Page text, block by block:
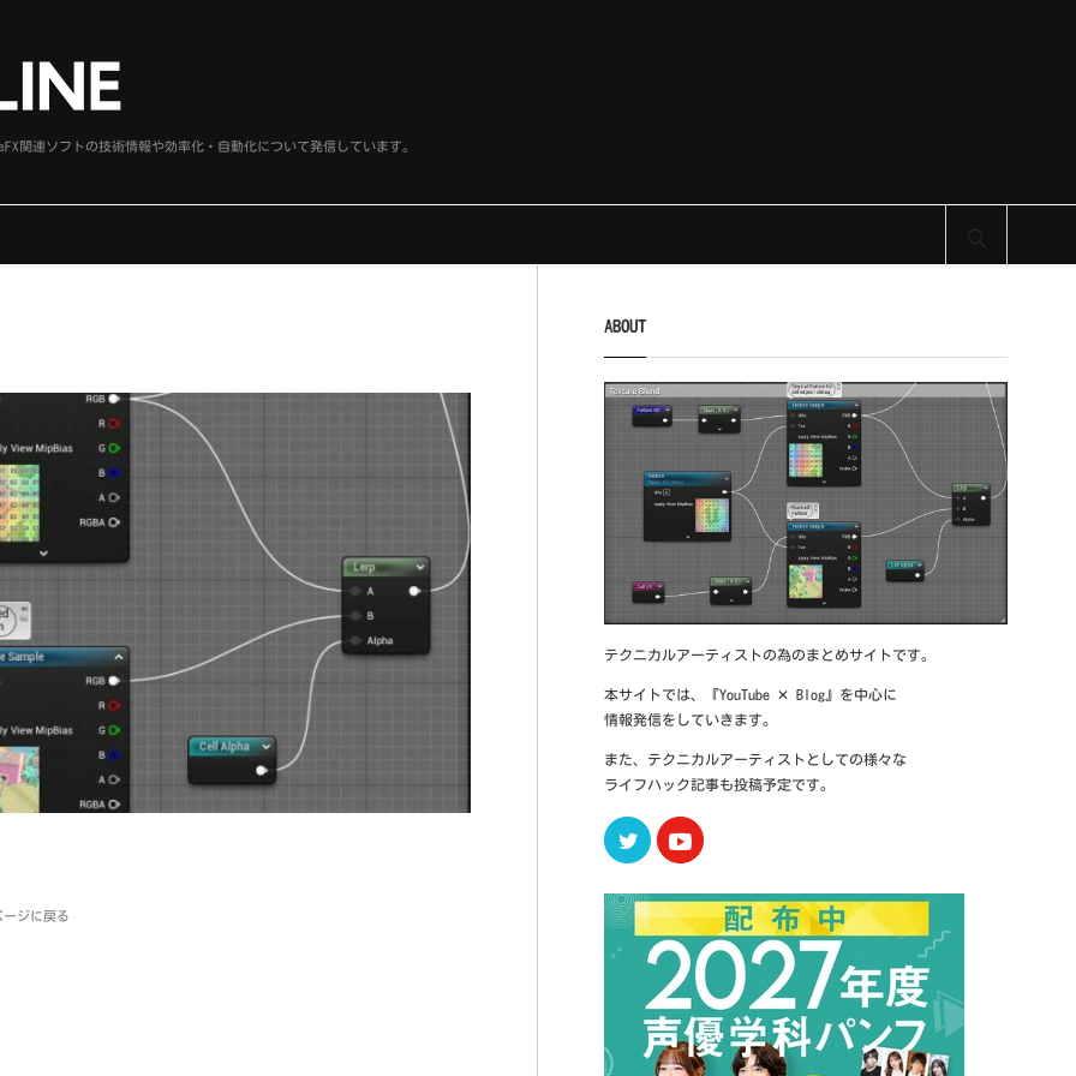
関連ソフトの技術情報や効率化・自動化について発信しています。
ジに戻る
ABOUT
テクニカルアーティストの為のまとめサイトです。
本サイトでは、『YouTube ✕ Blog』を中心に
情報発信をしていきます。
また、テクニカルアーティストとしての様々な
ライフハック記事も投稿予定です。
Twitter